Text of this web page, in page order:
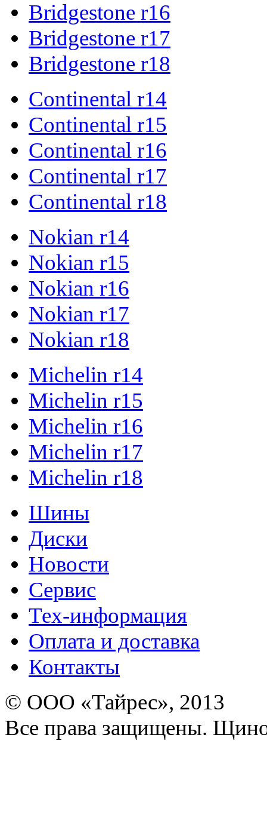
Bridgestone r16
Bridgestone r17
Bridgestone r18
Continental r14
Continental r15
Continental r16
Continental r17
Continental r18
Nokian r14
Nokian r15
Nokian r16
Nokian r17
Nokian r18
Michelin r14
Michelin r15
Michelin r16
Michelin r17
Michelin r18
Шины
Диски
Новости
Сервис
Тех-информация
Оплата и доставка
Контакты
© ООО «Тайрес», 2013
Все права защищены.